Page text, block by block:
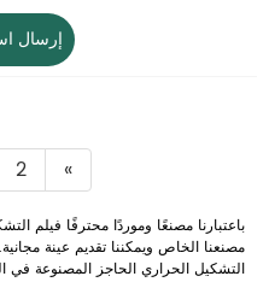
إرسال
2 »
باعتبارنا مصنعًا وموردًا محترفًا فيلم
مصنعنا الخاص ويمكننا تقديم عينة
التشكيل الحراري الحاجز المصنوعة في